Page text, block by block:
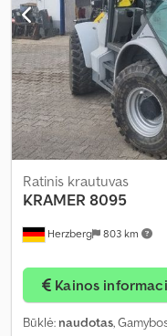
Herzberg 803 km
Ratinis krautuvas
KRAMER 8095
Kainos
Būklė: naudotas,